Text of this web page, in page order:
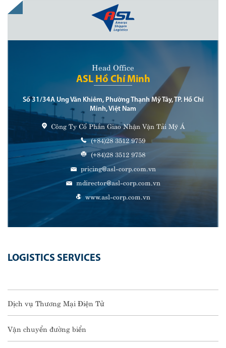
Head Office
ASL Hồ Chí Minh
Số 31/34A Ung Văn Khiêm, Phường Thạnh Mỹ Tây, TP. Hồ Chí
Minh, Việt Nam
Công Ty Cổ Phần Giao Nhận Vận Tải Mỹ Á
(+84)28 3512 9759
(+84)28 3512 9758
pricing@asl-corp.com.vn
mdirector@asl-corp.com.vn
www.asl-corp.com.vn
LOGISTICS SERVICES
Dịch vụ Thương Mại Điện Tử
Vận chuyển đường biển